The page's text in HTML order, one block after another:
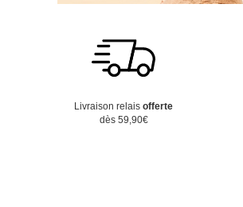
Livraison relaisofferte
dès 59,90€